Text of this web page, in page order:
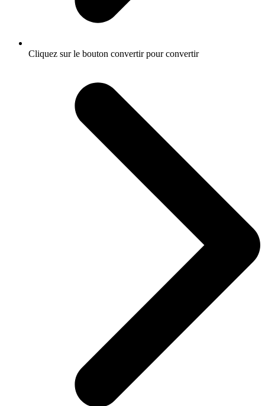
Cliquez sur le bouton convertir pour convertir